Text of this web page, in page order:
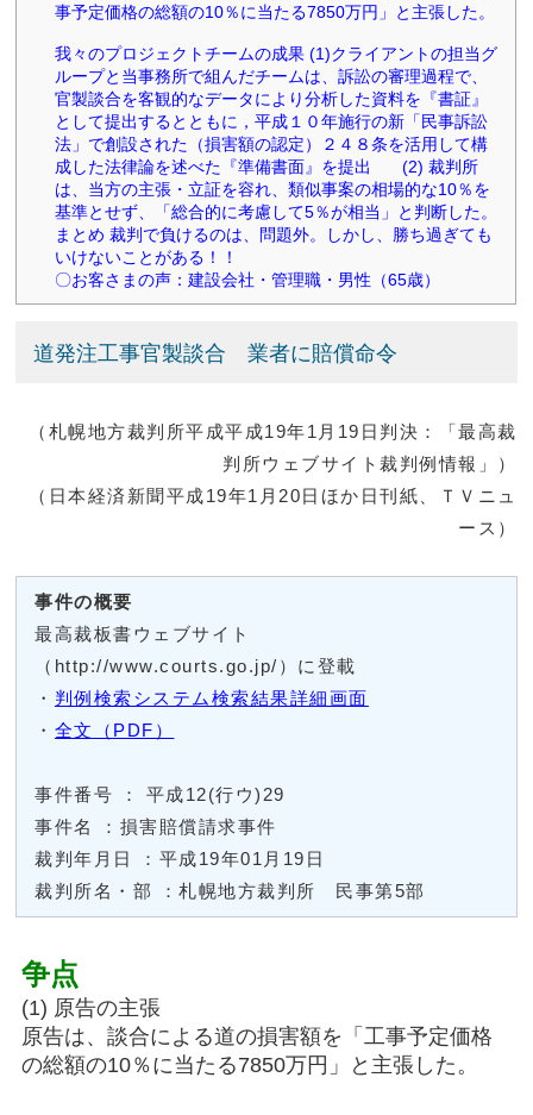
事予定価格の総額の10％に当たる7850万円」と主張した。
我々のプロジェクトチームの成果 (1)クライアントの担当グ
ループと当事務所で組んだチームは、訴訟の審理過程で、
官製談合を客観的なデータにより分析した資料を『書証』
として提出するとともに，平成１０年施行の新「民事訴訟
法」で創設された（損害額の認定）２４８条を活用して構
成した法律論を述べた『準備書面』を提出 (2) 裁判所
は、当方の主張・立証を容れ、類似事案の相場的な10％を
基準とせず、「総合的に考慮して5％が相当」と判断した。
まとめ 裁判で負けるのは、問題外。しかし、勝ち過ぎても
いけないことがある！！
〇お客さまの声：建設会社・管理職・男性（65歳）
道発注工事官製談合 業者に賠償命令
（札幌地方裁判所平成平成19年1月19日判決：「最高裁
判所ウェブサイト裁判例情報」）
（日本経済新聞平成19年1月20日ほか日刊紙、ＴＶニュ
ース）
事件の概要
最高裁板書ウェブサイト
（http://www.courts.go.jp/）に登載
・ 判例検索システム検索結果詳細画面
・ 全文（PDF）
事件番号 ： 平成12(行ウ)29
事件名 ：損害賠償請求事件
裁判年月日 ：平成19年01月19日
裁判所名・部 ：札幌地方裁判所 民事第5部
争点
(1) 原告の主張
原告は、談合による道の損害額を「工事予定価格
の総額の10％に当たる7850万円」と主張した。